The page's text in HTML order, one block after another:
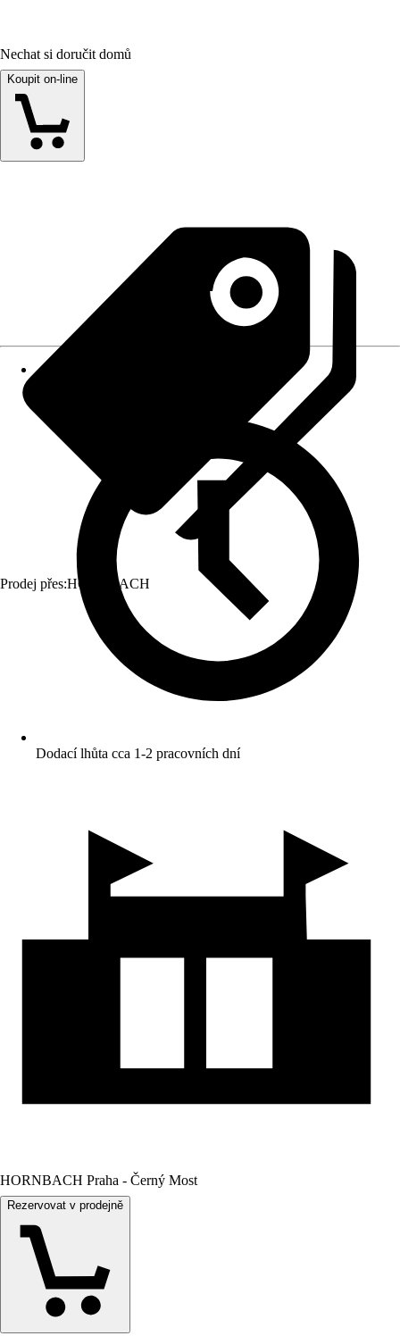
Nechat si doručit domů
Koupit on-line
Prodej přes:HORNBACH
Dodací lhůta cca 1-2 pracovních dní
HORNBACH Praha - Černý Most
Rezervovat v prodejně